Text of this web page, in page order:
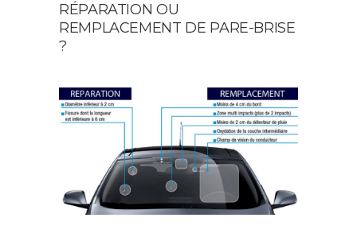
This
field
should
left
blank
RÉPARATION OU
REMPLACEMENT DE PARE-BRISE
?